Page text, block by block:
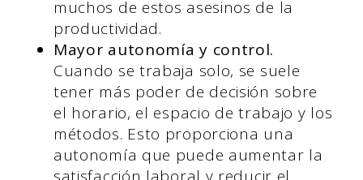
muchos de estos asesinos de la
productividad.
Mayor autonomía y control.
Cuando se trabaja solo, se suele
tener más poder de decisión sobre
el horario, el espacio de trabajo y los
métodos. Esto proporciona una
autonomía que puede aumentar la
satisfacción laboral y reducir el